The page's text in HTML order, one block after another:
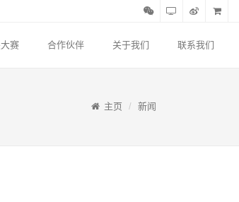
赛 合作伙伴 关于我们 联系我们
主页 新闻